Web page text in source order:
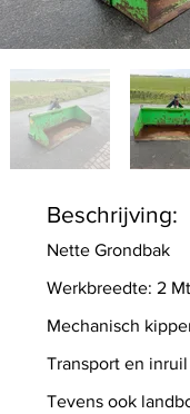
Beschrijving:
Nette Grondbak
Werkbreedte: 2
Mechanisch
Transport en
Tevens ook